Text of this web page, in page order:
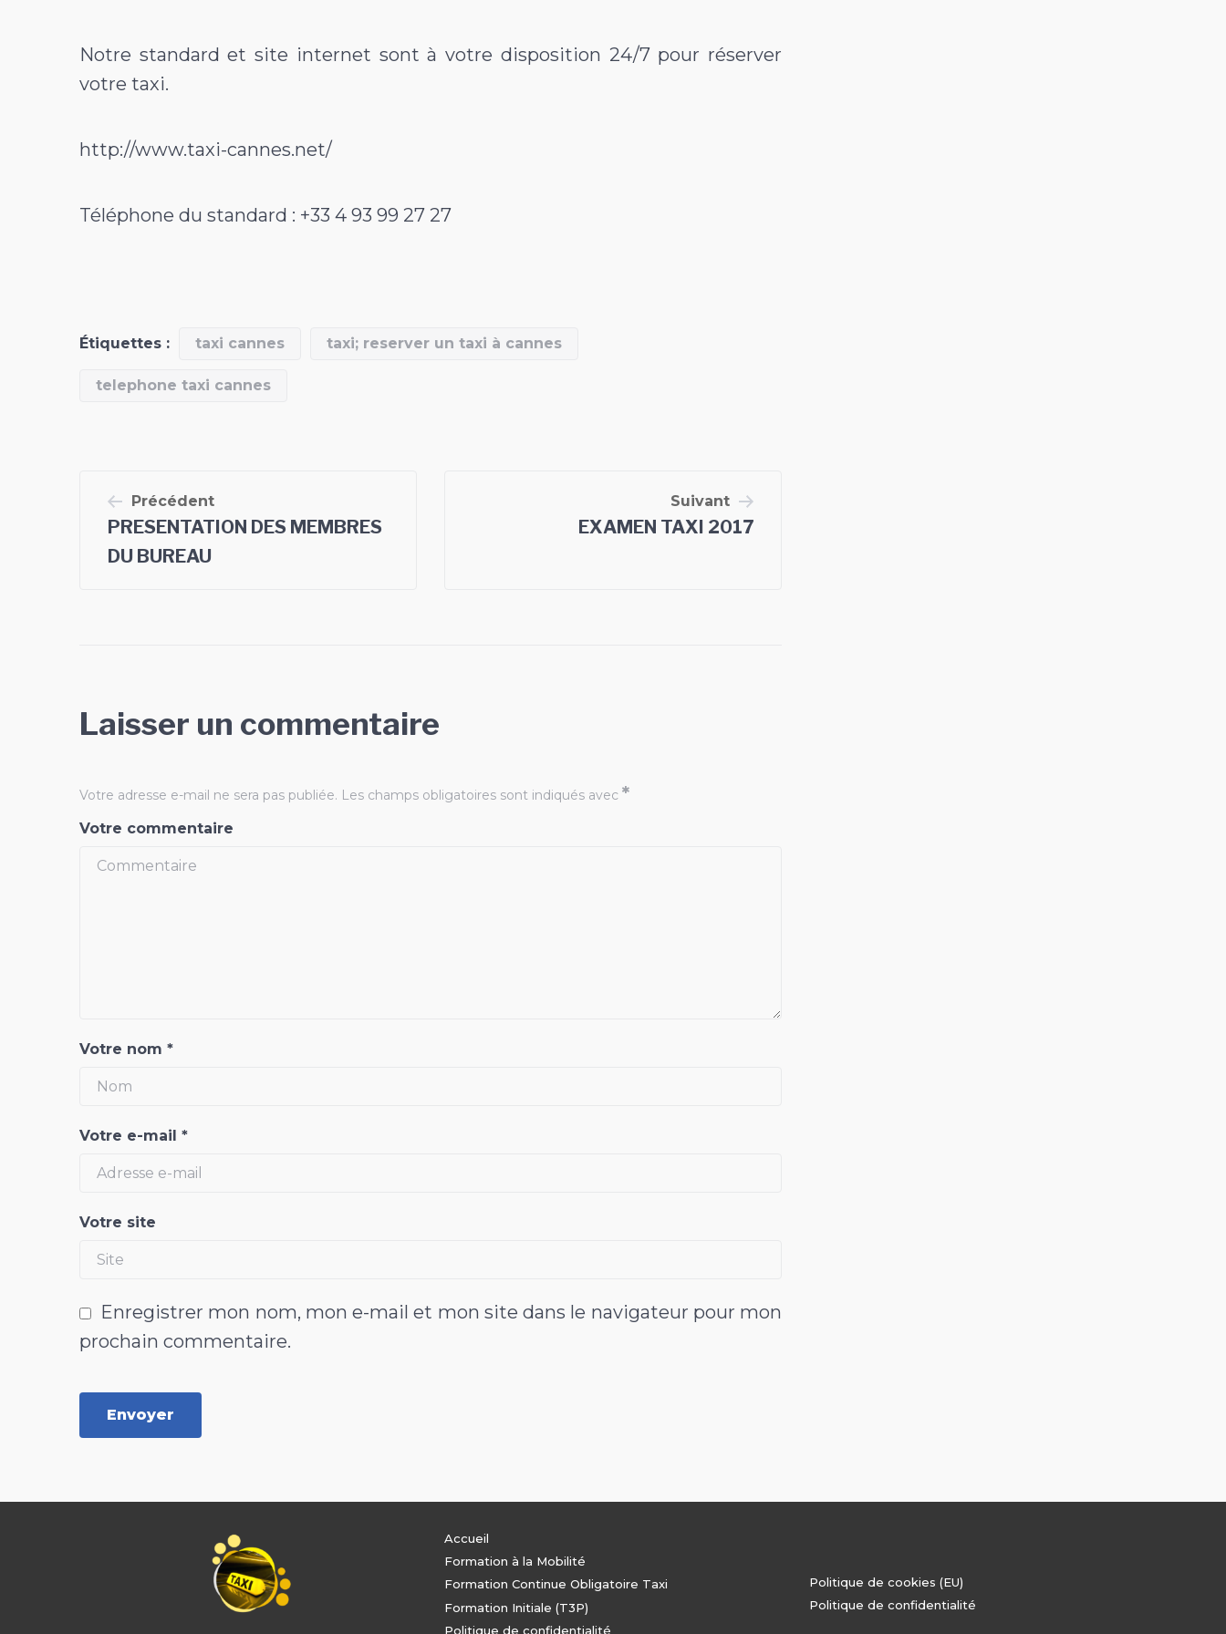
Notre standard et site internet sont à votre disposition 24/7 pour réserver
votre taxi.
http://www.taxi-cannes.net/
Téléphone du standard : +33 4 93 99 27 27
Étiquettes : taxi cannes taxi; reserver un taxi à cannes
telephone taxi cannes
Navigation
de
Précédent
PRESENTATION DES MEMBRES
DU BUREAU
Suivant
EXAMEN TAXI 2017
Laisser un commentaire
Votre adresse e-mail ne sera pas publiée. Les champs obligatoires sont indiqués avec *
Votre commentaire
Votre nom *
Votre e-mail *
Votre site
Enregistrer mon nom, mon e-mail et mon site dans le navigateur pour mon
prochain commentaire.
Accueil
Formation à la Mobilité
Formation Continue Obligatoire Taxi
Formation Initiale (T3P)
Politique de confidentialité
Politique de cookies (EU)
Politique de confidentialité